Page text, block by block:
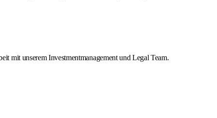
mit unserem Investmentmanagement und Legal Team.